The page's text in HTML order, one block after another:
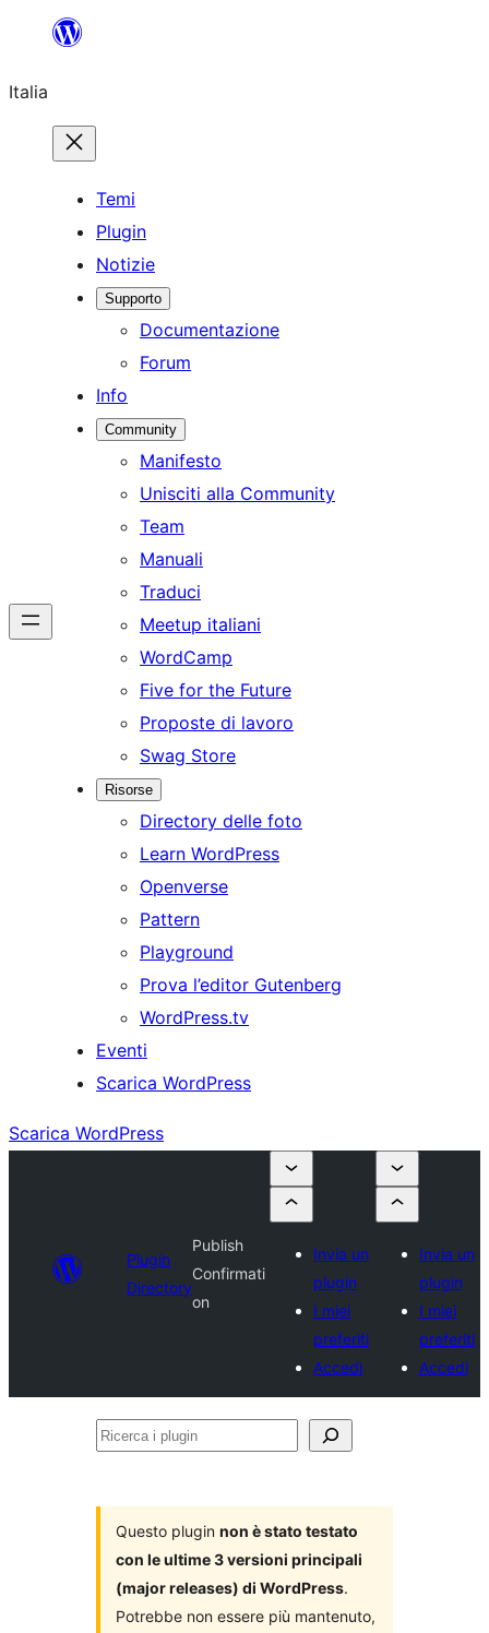
contenuto
Italia
Temi
Plugin
Notizie
Supporto
Documentazione
Forum
Info
Community
Manifesto
Unisciti alla Community
Team
Manuali
Traduci
Meetup italiani
WordCamp
Five for the Future
Proposte di lavoro
Swag Store
Risorse
Directory delle foto
Learn WordPress
Openverse
Pattern
Playground
Prova l’editor Gutenberg
WordPress.tv
Eventi
Scarica WordPress
Scarica WordPress
Plugin
Directory
Publish
Confirmati
on
Invia un
plugin
I miei
preferiti
Accedi
Invia un
plugin
I miei
preferiti
Accedi
Ricerca
Questo plugin non è stato testato
con le ultime 3 versioni principali
(major releases) di WordPress.
Potrebbe non essere più mantenuto,